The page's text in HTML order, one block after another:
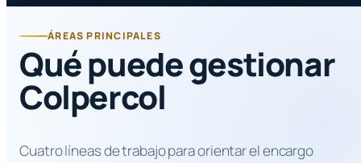
ÁREAS PRINCIPALES
Qué puede gestionar
Colpercol
Cuatro líneas de trabajo para orientar el encargo